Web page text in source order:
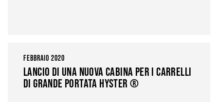
FEBBRAIO 2020
LANCIO DI UNA NUOVA CABINA PER I CARRELLI
DI GRANDE PORTATA HYSTER ®